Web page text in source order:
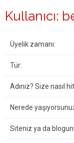
Kullanıcı:
Üyelik zamanı:
Tür:
Adınız? Size nasıl
Nerede
Siteniz ya da